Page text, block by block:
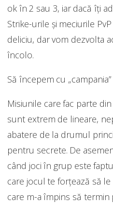
ok în 2 sau 3, iar dacă îți
Strike-urile și meciurile
deliciu, dar vom dezvolta
încolo.
Să începem cu
Misiunile care fac parte
sunt extrem de lineare,
abatere de la drumul
pentru secrete. De
când joci în grup este
care jocul te forțează să
care m-a împins să